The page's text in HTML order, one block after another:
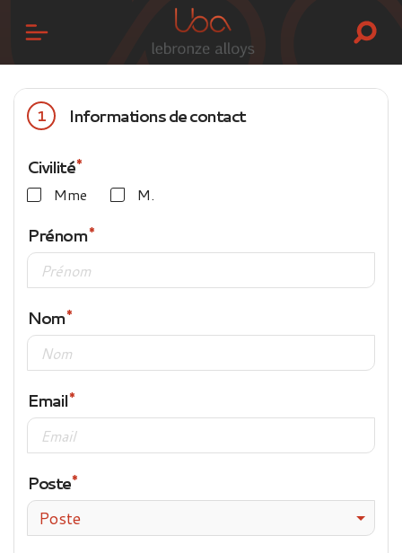
1 Informations de contact
Civilité
Mme M.
Prénom
Nom
Email
Poste
Poste